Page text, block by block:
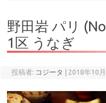
野田岩 パリ
1区 うなぎ
投稿者: コジータ 2018年10